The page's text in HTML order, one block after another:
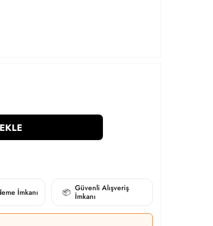
İmkanı 📦 Güvenli Alışveriş
İmkanı